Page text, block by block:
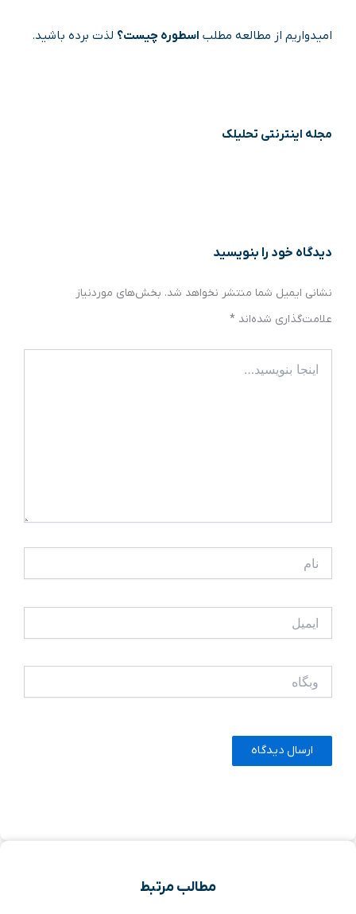
امیدواریم از مطالعه مطلب اسطوره چیست؟ لذت برده باشید.
مجله اینترنتی تحلیلک
دیدگاه‌ خود را بنویسید
نشانی ایمیل شما منتشر نخواهد شد. بخش‌های موردنیاز
علامت‌گذاری شده‌اند *
بنویسید…
مطالب مرتبط